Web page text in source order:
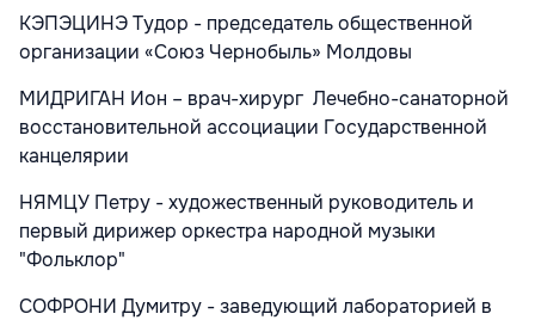
КЭПЭЦИНЭ Тудор - председатель общественной
организации «Союз Чернобыль» Молдовы
МИДРИГАН Ион – врач-хирург Лечебно-санаторной
восстановительной ассоциации Государственной
канцелярии
НЯМЦУ Петру - художественный руководитель и
первый дирижер оркестра народной музыки
"Фольклор"
СОФРОНИ Думитру - заведующий лабораторией в